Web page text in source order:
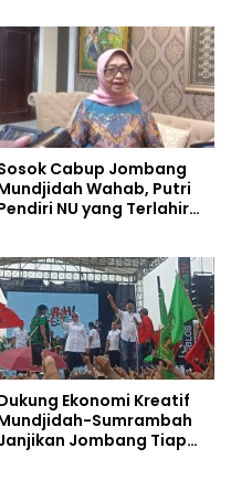
Cabup Jombang
Wahab, Putri
NU yang Terlahir
Ekonomi Kreatif
Sumrambah
Jombang Tiap